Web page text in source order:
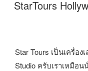
StarTours
Star Tours เป็นเครื่อง
Studio ครับเราเหมือน